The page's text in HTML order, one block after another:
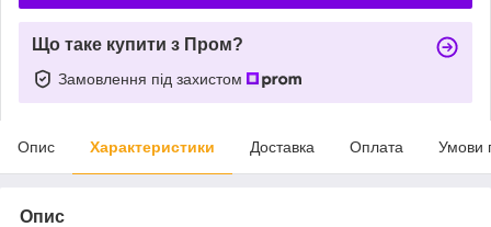
Що таке купити з Пром?
Замовлення під захистом
Опис Характеристики Доставка Оплата Умови
Опис